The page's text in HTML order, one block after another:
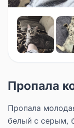
Пропала
Пропала
белый с серым,